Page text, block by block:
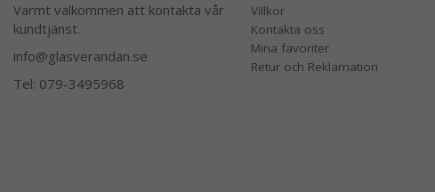
Varmt välkommen att kontakta vår
kundtjänst.
info@glasverandan.se
Tel: 079-3495968
Villkor
Kontakta oss
Mina favoriter
Retur och Reklamation